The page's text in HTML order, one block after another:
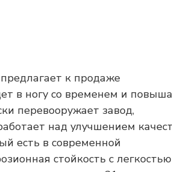
к продаже
в ногу со временем и
перевооружает завод,
над улучшением
есть в современной
стойкость с